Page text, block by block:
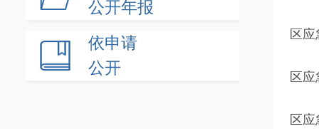
公开年报
依申请
公开
区
区
区